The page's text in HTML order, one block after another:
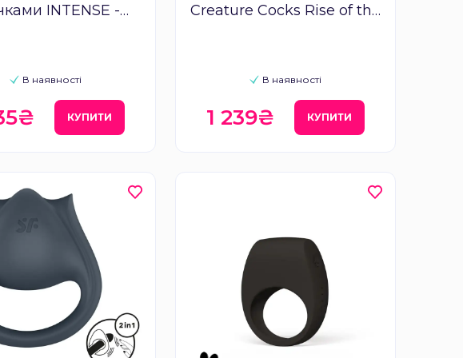
INTENSE -
В наявності
КУПИТИ
Creature Cocks Rise of the
В наявності
1 239₴ КУПИТИ